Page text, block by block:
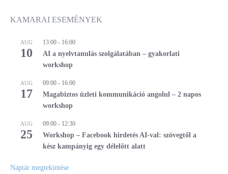
KAMARAI ESEMÉNYEK
AUG
10
13:00 - 16:00
AI a nyelvtanulás szolgálatában – gyakorlati
workshop
AUG
17
09:00 - 16:00
Magabiztos üzleti kommunikáció angolul – 2 napos
workshop
AUG
25
09:00 - 12:30
Workshop – Facebook hirdetés AI-val: szövegtől a
kész kampányig egy délelőtt alatt
Naptár megtekintése